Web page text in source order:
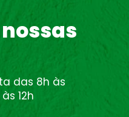
das 8h às
12h